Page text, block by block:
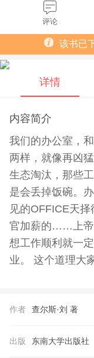
评论
该书已
详情
内容简介
我们的办公室，
两样，就像再凶
生态淘汰，那些
是会丢掉饭碗。
见的OFFICE天
官加薪的……上帝。 职场上难搞定的就是「
想工作顺利就一
业。 这个道理大家都懂，只是真的很难做到。 《上
班族必懂的
迎。 书里搜集办公室里的各种做人和说话的秘诀，
人，或是道歉认
作者 查尔斯·刘 著
出版 东南大学出版社